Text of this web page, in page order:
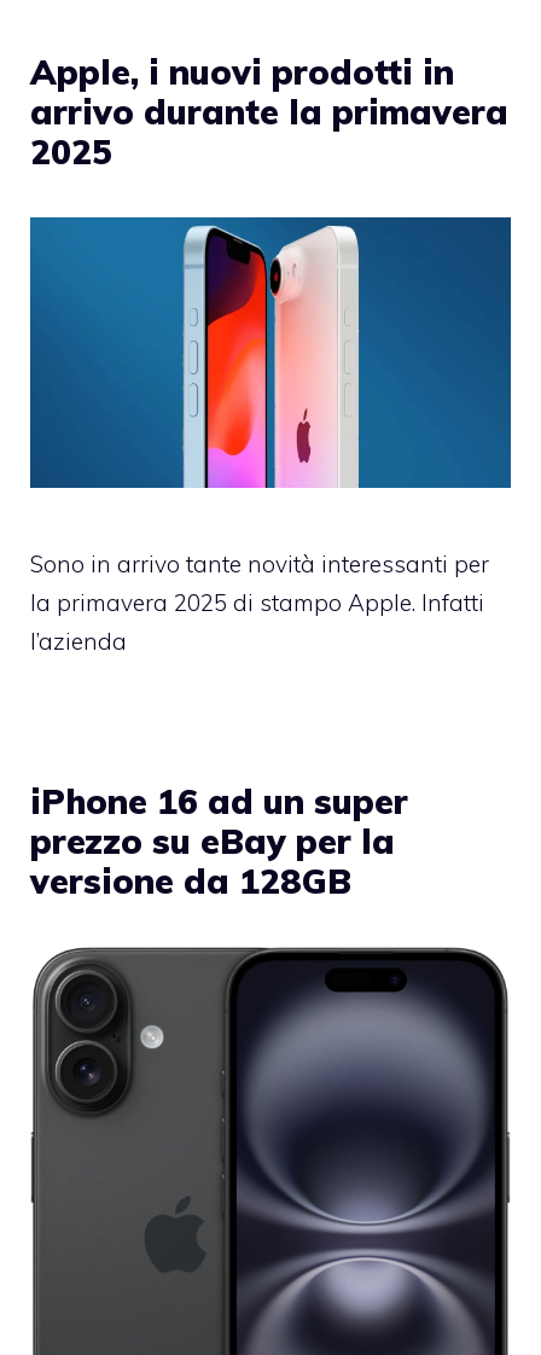
Apple, i nuovi prodotti in
arrivo durante la primavera
2025
Sono in arrivo tante novità interessanti per
la primavera 2025 di stampo Apple. Infatti
l’azienda
iPhone 16 ad un super
prezzo su eBay per la
versione da 128GB